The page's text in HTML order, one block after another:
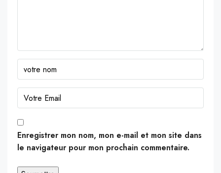
Enregistrer mon nom, mon e-mail et mon site dans
le navigateur pour mon prochain commentaire.